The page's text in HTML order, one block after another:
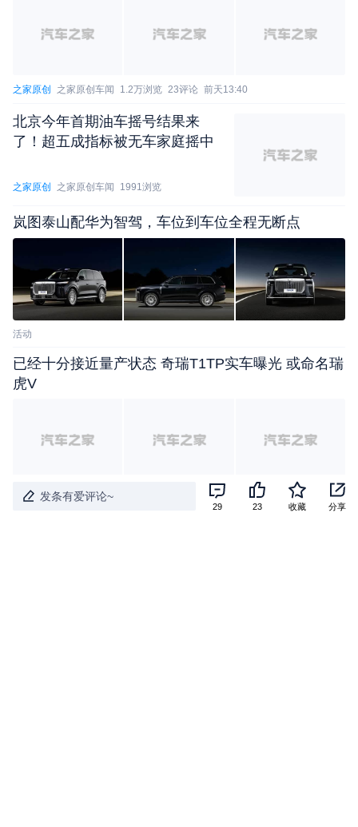
之家原创 之家原创车闻 1.2万浏览 23评论 前天13:40
北京今年首期油车摇号结果来
了！超五成指标被无车家庭摇中
之家原创 之家原创车闻 1991浏览
岚图泰山配华为智驾，车位到车位全程无断点
活动
已经十分接近量产状态 奇瑞T1TP实车曝光 或命名瑞
虎V
之家原创 之家原创车闻
发条有爱评论~
29 23 收藏 分享